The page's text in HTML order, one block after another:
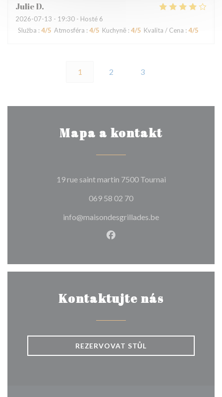
JulieD
2026-07-13 - 19:30 - Hosté 6
Služba :4/5 Atmosféra :4/5 Kuchyně :4/5 Kvalita / Cena :4/5
1 2 3
Mapa a kontakt
19 rue saint martin 7500 Tournai((otevře se v
069 58 02 70
info@maisondesgrillades.be
Facebook ((otevře se v
Kontaktujte nás
REZERVOVAT STŮL